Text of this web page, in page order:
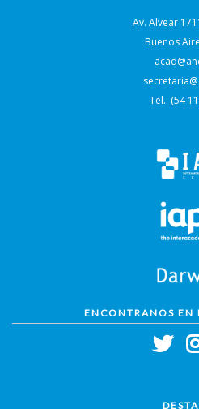
Av. Alvear
Buenos
Tel.: (54
ENCONTRANOS EN